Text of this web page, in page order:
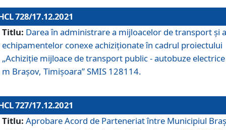
728/17.12.2021
Titlu: Darea în administrare a mijloacelor de transport și a
echipamentelor conexe achiziționate în cadrul proiectului
„Achiziție mijloace de transport public - autobuze
m Brașov, Timișoara” SMIS 128114.
727/17.12.2021
Titlu: Aprobare Acord de Parteneriat între Municipiul